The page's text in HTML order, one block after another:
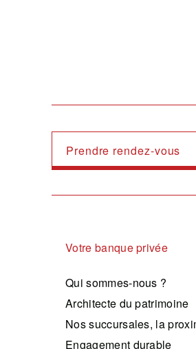
Prendre rendez-vous
Navigation principale
Votre banque privée
Qui sommes-nous ?
Architecte du patrimoine
Nos succursales, la
Engagement durable